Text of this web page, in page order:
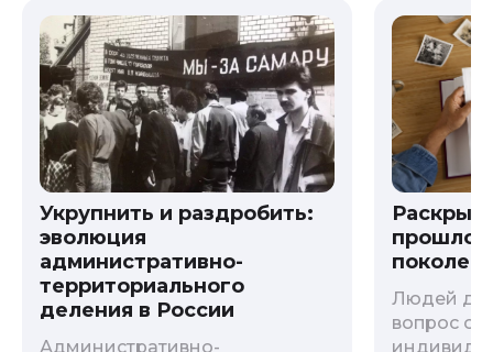
Укрупнить и раздробить:
эволюция
административно-
территориального
деления в России
Административно-
Людей
вопрос о